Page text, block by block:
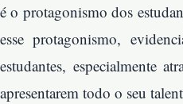
é o protagonismo dos
esse protagonismo,
estudantes, especialmente
apresentarem todo o seu